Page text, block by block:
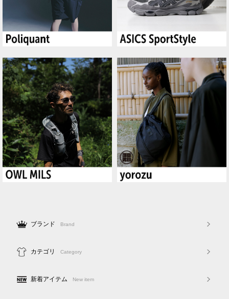
ブランド Brand
カテゴリ Category
新着アイテム New item